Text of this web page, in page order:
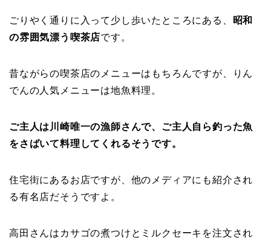
ごりやく通りに入って少し歩いたところにある、
昭和
の雰囲気漂う喫茶店です。
昔ながらの喫茶店のメニューはもちろんですが、りん
でんの人気メニューは地魚料理。
ご主人は川崎唯一の漁師さんで、ご主人自ら釣った魚
をさばいて料理してくれるそうです。
住宅街にあるお店ですが、他のメディアにも紹介され
る有名店だそうですよ。
高田さんはカサゴの煮つけとミルクセーキを注文され